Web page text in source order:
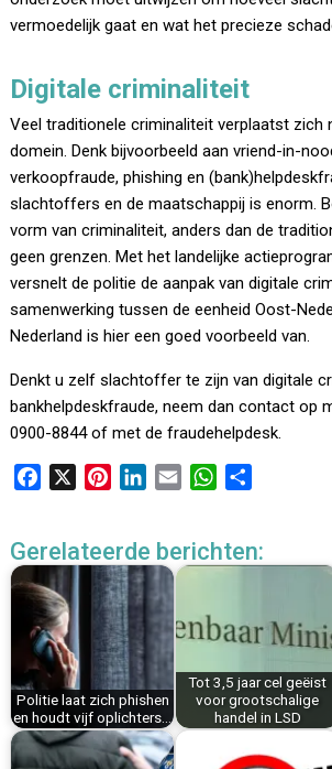
vermoedelijk gaat en wat het precieze
Digitale criminaliteit
Veel traditionele criminaliteit verplaatst zich
domein. Denk bijvoorbeeld aan vriend-in-
verkoopfraude, phishing en
slachtoffers en de maatschappij is enorm.
vorm van criminaliteit, anders dan de
geen grenzen. Met het landelijke
versnelt de politie de aanpak van digitale
samenwerking tussen de eenheid Oost-
Nederland is hier een goed voorbeeld van.
Denkt u zelf slachtoffer te zijn van digitale
bankhelpdeskfraude, neem dan contact op
0900-8844 of met de fraudehelpdesk.
e
b
o
o
k
t
e
r
e
s
t
k
e
d
i
W
t
p
e
Gerelateerde berichten:
Politie laat zich phishen
en houdt vijf oplichters…
Tot 3,5 jaar cel geëist
voor grootschalige
handel in LSD